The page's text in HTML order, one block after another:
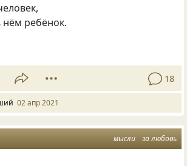
нём ребёнок.
18
02 апр 2021
мысли за любовь